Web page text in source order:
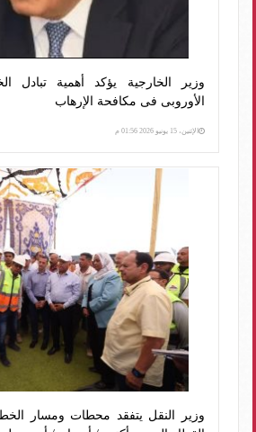
وزير الخارجية يؤكد أهمية تبادل
الأوروبى فى مكافحة الإرهاب
الإثنين، 15 يونيو 2026 01:56 م
وزير النقل يتفقد محطات ومسار